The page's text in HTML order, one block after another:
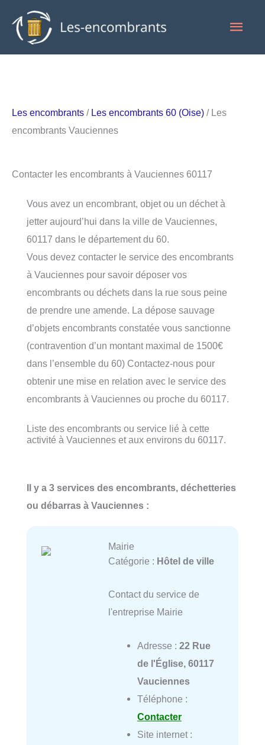
contenu
Les encombrants / Les encombrants 60 (Oise) / Les
encombrants Vauciennes
Contacter les encombrants à Vauciennes 60117
Vous avez un encombrant, objet ou un déchet à
jetter aujourd’hui dans la ville de Vauciennes,
60117 dans le département du 60.
Vous devez contacter le service des encombrants
à Vauciennes pour savoir déposer vos
encombrants ou déchets dans la rue sous peine
de prendre une amende. La dépose sauvage
d’objets encombrants constatée vous sanctionne
(contravention d’un montant maximal de 1500€
dans l’ensemble du 60) Contactez-nous pour
obtenir une mise en relation avec le service des
encombrants à Vauciennes ou proche du 60117.
Liste des encombrants ou service lié à cette
activité à Vauciennes et aux environs du 60117.
Il y a 3 services des encombrants, déchetteries
ou débarras à Vauciennes :
Mairie
Catégorie : Hôtel de ville
Contact du service de
l'entreprise Mairie
Adresse : 22 Rue
de l'Église, 60117
Vauciennes
Téléphone :
Contacter
Site internet :